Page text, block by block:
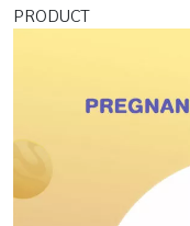
PRODUCT